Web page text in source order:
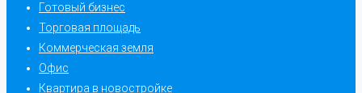
Готовый бизнес
Торговая площадь
Коммерческая земля
Офис
Квартира в новостройке